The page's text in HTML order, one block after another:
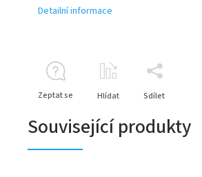
Detailní informace
Zeptat se Hlídat Sdílet
Související produkty